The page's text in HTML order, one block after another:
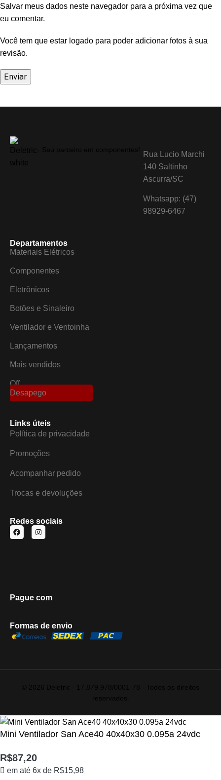
Salvar meus dados neste navegador para a próxima vez que
eu comentar.
Você tem que estar logado para poder adicionar fotos à sua
revisão.
Rua Lucio Marchi
140 Saltinho
Ascurra/SC
Whatsapp: (47)
98929-6467
Departamentos
Materiais Elétricos
Componentes
Eletrônicos
Botões e Sinaleiro
Ventilador e Ventoinha
Lançamentos
Mais vendidos
Off
Desapego
Links úteis
Política de privacidade
Promoções
Acompanhar pedido
Trocas e devoluções
Redes sociais
Pague com
Formas de envio
Mini Ventilador San Ace40 40x40x30 0.095a 24vdc
R$87,20
em até 6x de R$15,98